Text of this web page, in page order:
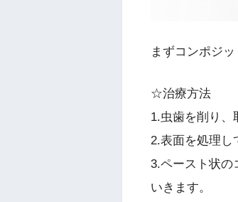
まずコンポジ
☆治療方法
1.虫歯を削り、
2.表面を処理し
3.ペースト状の
いきます。